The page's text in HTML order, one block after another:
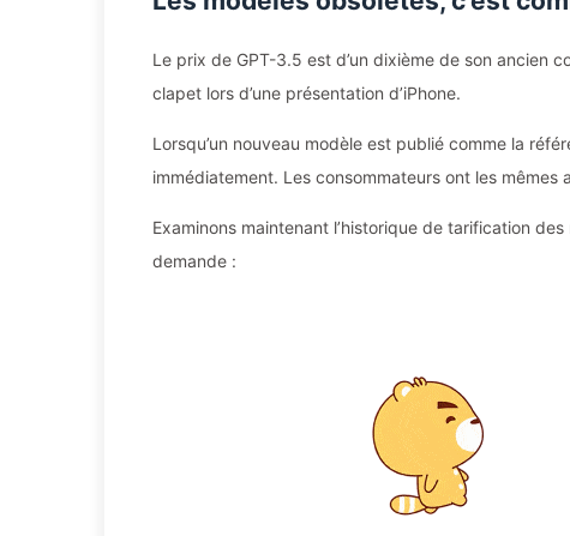
Le prix de GPT-3.5 est d’un dixième de son ancien
clapet lors d’une présentation d’iPhone.
Lorsqu’un nouveau modèle est publié comme la
immédiatement. Les consommateurs ont les
Examinons maintenant l’historique de tarification
demande :